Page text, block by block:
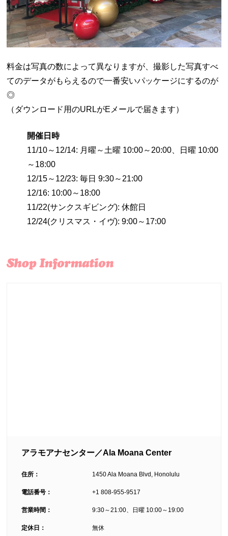
料金は写真の数によって異なりますが、撮影した写真すべ
てのデータがもらえるので一番安いパッケージにするのが
◎
（ダウンロード用のURLがEメールで届きます）
開催日時
11/10～12/14: 月曜～土曜 10:00～20:00、日曜 10:00
～18:00
12/15～12/23: 毎日 9:30～21:00
12/16: 10:00～18:00
11/22(サンクスギビング): 休館日
12/24(クリスマス・イヴ): 9:00～17:00
アラモアナセンター／Ala Moana Center
住所： 1450 Ala Moana Blvd, Honolulu
電話番号： +1 808-955-9517
営業時間： 9:30～21:00、日曜 10:00～19:00
定休日： 無休